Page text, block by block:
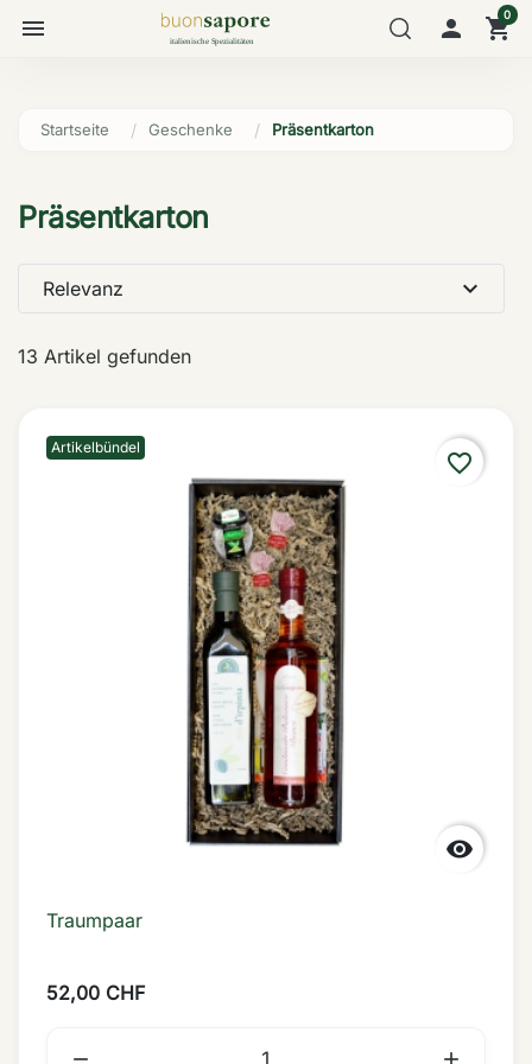
menu  shopping_cart
0
Startseite Geschenke Präsentkarton
Präsentkarton
13 Artikel gefunden
Relevanz expand_more
Artikelbündel

favorite_border
Traumpaar
52,00 CHF
 